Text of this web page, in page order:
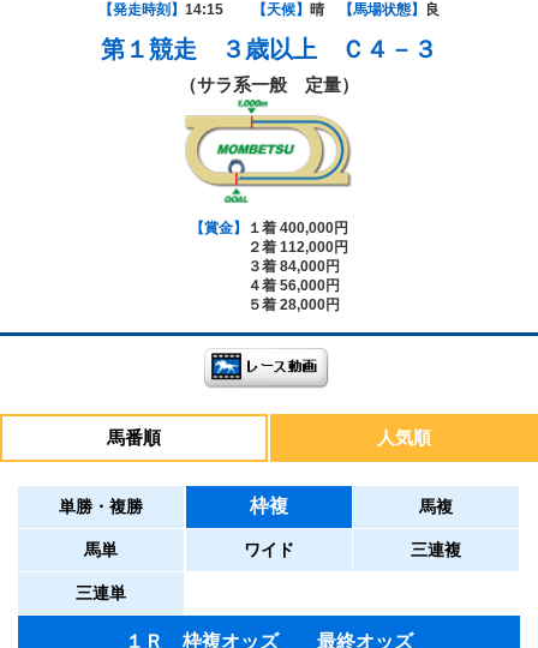
【発走時刻】 14:15 【天候】 晴 【馬場状態】 良
第１競走 ３歳以上 Ｃ４－３
（サラ系一般 定量）
【賞金】
１着 400,000円
２着 112,000円
３着 84,000円
４着 56,000円
５着 28,000円
馬番順 人気順
単勝・複勝 枠複 馬複
馬単 ワイド 三連複
三連単
１Ｒ 枠複オッズ 最終オッズ